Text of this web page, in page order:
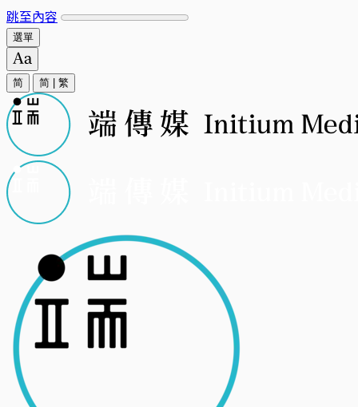
跳至內容
選單
简 简 繁